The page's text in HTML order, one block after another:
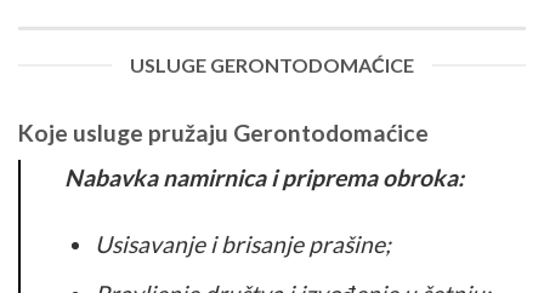
USLUGE GERONTODOMAĆICE
Koje usluge pružaju Gerontodomaćice
Nabavka namirnica i priprema obroka:
Usisavanje i brisanje prašine;